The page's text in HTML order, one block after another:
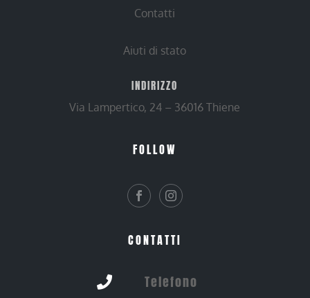
Contatti
Aiuti di stato
INDIRIZZO
Via Lampertico, 24 – 36016 Thiene
FOLLOW
CONTATTI
 Telefono